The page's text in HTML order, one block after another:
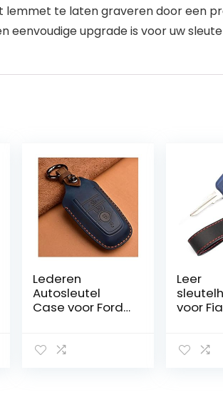
te laten graveren door een
eenvoudige upgrade is voor uw
Lederen
Autosleutel
Case voor Ford
Leer
voor